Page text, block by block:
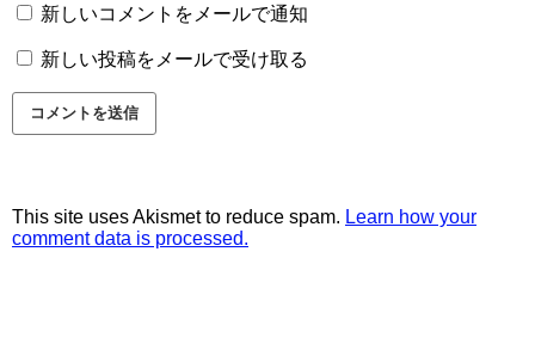
新しいコメントをメールで通知
新しい投稿をメールで受け取る
This site uses Akismet to reduce spam. Learn how your
comment data is processed.